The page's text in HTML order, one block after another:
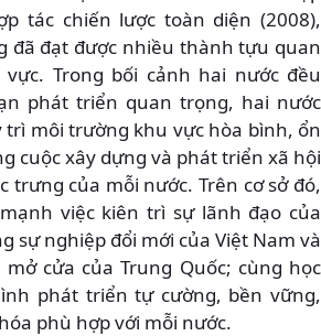
tác chiến lược toàn diện (2008),
đã đạt được nhiều thành tựu quan
Trong bối cảnh hai nước đều
phát triển quan trọng, hai nước
trì môi trường khu vực hòa bình, ổn
cuộc xây dựng và phát triển xã hội
trưng của mỗi nước. Trên cơ sở đó,
việc kiên trì sự lãnh đạo của
sự nghiệp đổi mới của Việt Nam và
cửa của Trung Quốc; cùng học
phát triển tự cường, bền vững,
phù hợp với mỗi nước.